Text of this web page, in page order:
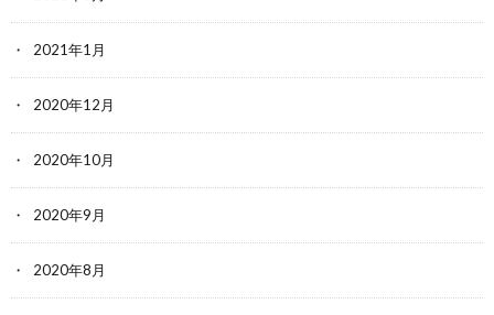
2021年1月
2020年12月
2020年10月
2020年9月
2020年8月